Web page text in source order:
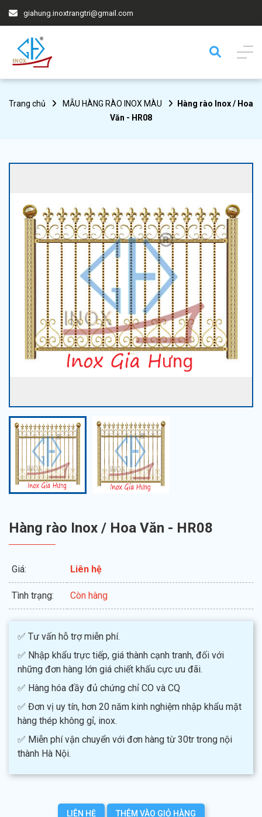
giahung.inoxtrangtri@gmail.com
Trang chủ MẪU HÀNG RÀO INOX MÀU
Hàng rào Inox / Hoa
Văn - HR08
Hàng rào Inox / Hoa Văn - HR08
Giá: Liên hệ
Tình trạng: Còn hàng
✅ Tư vấn hỗ trợ miễn phí.
✅ Nhập khẩu trực tiếp, giá thành cạnh tranh, đối với
những đơn hàng lớn giá chiết khấu cực ưu đãi.
✅ Hàng hóa đầy đủ chứng chỉ CO và CQ
✅ Đơn vị uy tín, hơn 20 năm kinh nghiệm nhập khẩu mặt
hàng thép không gỉ, inox.
✅ Miễn phí vận chuyển với đơn hàng từ 30tr trong nội
thành Hà Nội.
LIÊN HỆ THÊM VÀO GIỎ HÀNG